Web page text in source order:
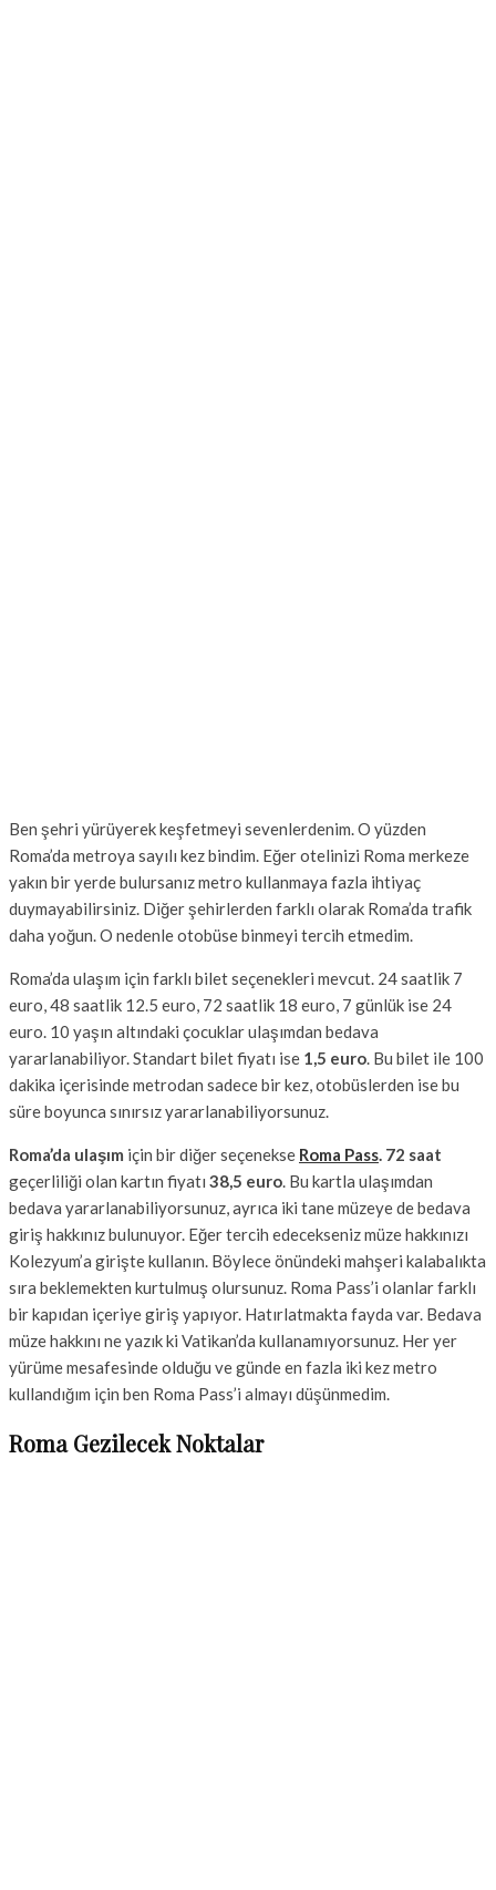
Ben şehri yürüyerek keşfetmeyi sevenlerdenim. O yüzden
Roma’da metroya sayılı kez bindim. Eğer otelinizi Roma merkeze
yakın bir yerde bulursanız metro kullanmaya fazla ihtiyaç
duymayabilirsiniz. Diğer şehirlerden farklı olarak Roma’da trafik
daha yoğun. O nedenle otobüse binmeyi tercih etmedim.
Roma’da ulaşım için farklı bilet seçenekleri mevcut. 24 saatlik 7
euro, 48 saatlik 12.5 euro, 72 saatlik 18 euro, 7 günlük ise 24
euro. 10 yaşın altındaki çocuklar ulaşımdan bedava
yararlanabiliyor. Standart bilet fiyatı ise 1,5 euro . Bu bilet ile 100
dakika içerisinde metrodan sadece bir kez, otobüslerden ise bu
süre boyunca sınırsız yararlanabiliyorsunuz.
Roma’da ulaşım için bir diğer seçenekse Roma Pass 72 saat
geçerliliği olan kartın fiyatı 38,5 euro . Bu kartla ulaşımdan
bedava yararlanabiliyorsunuz, ayrıca iki tane müzeye de bedava
giriş hakkınız bulunuyor. Eğer tercih edecekseniz müze hakkınızı
Kolezyum’a girişte kullanın. Böylece önündeki mahşeri kalabalıkta
sıra beklemekten kurtulmuş olursunuz. Roma Pass’i olanlar farklı
bir kapıdan içeriye giriş yapıyor. Hatırlatmakta fayda var. Bedava
müze hakkını ne yazık ki Vatikan’da kullanamıyorsunuz. Her yer
yürüme mesafesinde olduğu ve günde en fazla iki kez metro
kullandığım için ben Roma Pass’i almayı düşünmedim.
Roma Gezilecek Noktalar